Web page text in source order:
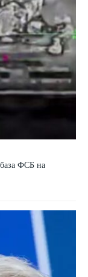
ФСБ на